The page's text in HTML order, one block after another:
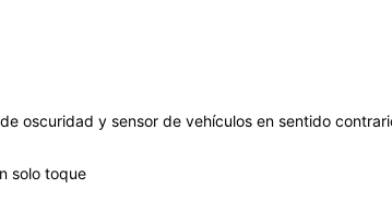
oscuridad y sensor de vehículos en sentido
solo toque